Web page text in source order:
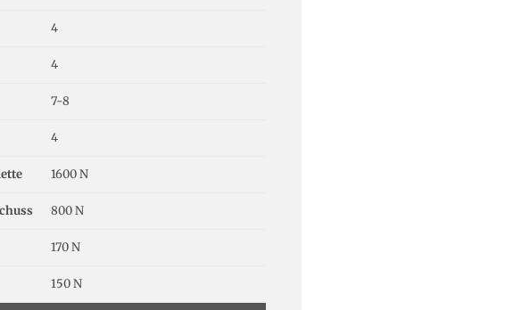
4
4
7-8
4
1600 N
800 N
170 N
150 N